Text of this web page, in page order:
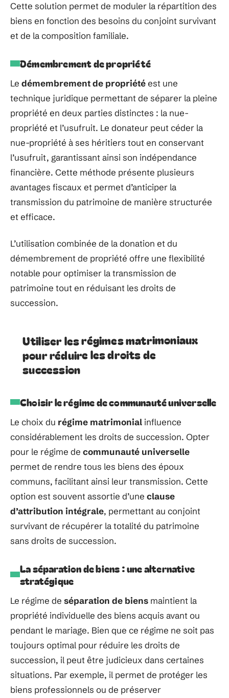
Cette solution permet de moduler la répartition des
biens en fonction des besoins du conjoint survivant
et de la composition familiale.
Démembrement de propriété
Le démembrement de propriétéest une
technique juridique permettant de séparer la pleine
propriété en deux parties distinctes : la nue-
propriété et l’usufruit. Le donateur peut céder la
nue-propriété à ses héritiers tout en conservant
l’usufruit, garantissant ainsi son indépendance
financière. Cette méthode présente plusieurs
avantages fiscaux et permet d’anticiper la
transmission du patrimoine de manière structurée
et efficace.
L’utilisation combinée de la donation et du
démembrement de propriété offre une flexibilité
notable pour optimiser la transmission de
patrimoine tout en réduisant les droits de
succession.
Utiliser les régimes matrimoniaux
pour réduire les droits de
succession
Choisir le régime de communauté universelle
Le choix du régime matrimonial influence
considérablement les droits de succession. Opter
pour le régime de communauté universelle
permet de rendre tous les biens des époux
communs, facilitant ainsi leur transmission. Cette
option est souvent assortie d’une clause
d’attribution intégrale, permettant au conjoint
survivant de récupérer la totalité du patrimoine
sans droits de succession.
La séparation de biens : une alternative
stratégique
Le régime de séparation de biens maintient la
propriété individuelle des biens acquis avant ou
pendant le mariage. Bien que ce régime ne soit pas
toujours optimal pour réduire les droits de
succession, il peut être judicieux dans certaines
situations. Par exemple, il permet de protéger les
biens professionnels ou de préserver